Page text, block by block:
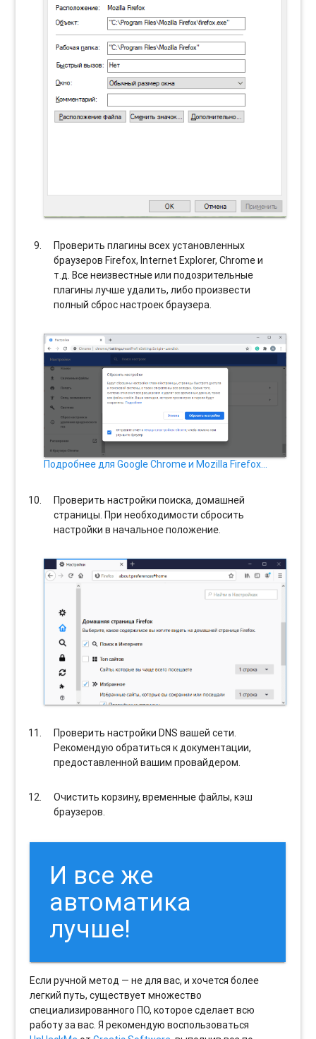
Проверить плагины всех установленных
браузеров Firefox, Internet Explorer, Chrome и
т.д. Все неизвестные или подозрительные
плагины лучше удалить, либо произвести
полный сброс настроек браузера.
Подробнее для Google Chrome и Mozilla Firefox…
Проверить настройки поиска, домашней
страницы. При необходимости сбросить
настройки в начальное положение.
Проверить настройки DNS вашей сети.
Рекомендую обратиться к документации,
предоставленной вашим провайдером.
Очистить корзину, временные файлы, кэш
браузеров.
И все же
автоматика
лучше!
Если ручной метод — не для вас, и хочется более
легкий путь, существует множество
специализированного ПО, которое сделает всю
работу за вас. Я рекомендую воспользоваться